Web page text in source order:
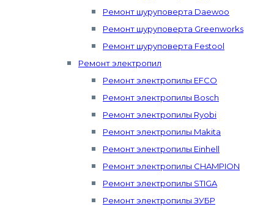
Ремонт шуруповерта Daewoo
Ремонт шуруповерта Greenworks
Ремонт шуруповерта Festool
Ремонт электропил
Ремонт электропилы EFCO
Ремонт электропилы Bosch
Ремонт электропилы Ryobi
Ремонт электропилы Makita
Ремонт электропилы Einhell
Ремонт электропилы CHAMPION
Ремонт электропилы STIGA
Ремонт электропилы ЗУБР